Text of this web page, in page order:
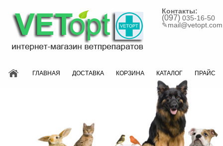
Контакты:
(097) 035-16-50
✎mail@vetopt.com
ГЛАВНАЯ ДОСТАВКА КОРЗИНА КАТАЛОГ ПРАЙС